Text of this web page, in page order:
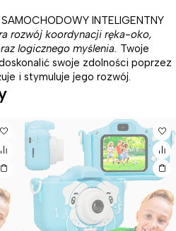
INTELIGENTNY
rozwój koordynacji ręka-oko,
logicznego myślenia. Twoje
swoje zdolności poprzez
i stymuluje jego rozwój.